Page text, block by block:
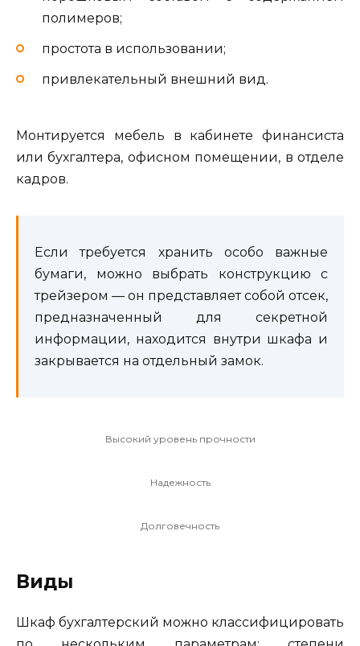
полимеров;
простота в использовании;
привлекательный внешний вид.
Монтируется мебель в кабинете финансиста
или бухгалтера, офисном помещении, в отделе
кадров.
Если требуется хранить особо важные
бумаги, можно выбрать конструкцию с
трейзером — он представляет собой отсек,
предназначенный для секретной
информации, находится внутри шкафа и
закрывается на отдельный замок.
Высокий уровень прочности
Надежность
Долговечность
Виды
Шкаф бухгалтерский можно классифицировать